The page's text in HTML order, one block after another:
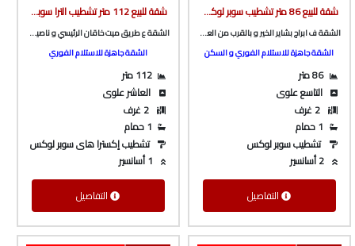
شقة للبيع 86 متر تشطيب سوبر لوكس ف ابراج بشاير الخير و بالقرب من العثيم و شارع باريس من الوسيط العقارية بشبين الكوم
الشقة ف ابراج بشاير الخير و بالقرب من العثيم و شارع باريس
الشقة جاهزة للاستلام الفوري و السكن
86 متر
التاسع علوى
1 حمام
تشطيب سوبر لوكس
التفاصيل
شقة للبيع 112 متر تشطيب الترا سوبر لوكس ع طريق ميت خاقان الرئيسي و ناصيه شارع جانبي من الوسيط العقارية بشبين الكوم
الشقة ع طريق ميت خاقان الرئيسي و ناصيه شارع جانبي
الشقة جاهزة للاستلام الفوري
112 متر
العاشر علوى
2 غرف
1 حمام
تشطيب إكسترا هاى سوبر لوكس
التفاصيل